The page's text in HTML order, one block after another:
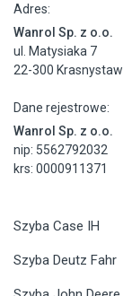
Adres:
Wanrol Sp. z o.o.
ul. Matysiaka 7
22-300 Krasnystaw
Dane rejestrowe:
Wanrol Sp. z o.o.
nip: 5562792032
krs: 0000911371
Szyba Case IH
Szyba Deutz Fahr